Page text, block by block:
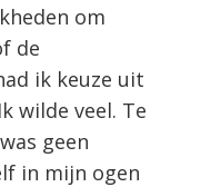
om
de
ik keuze uit
wilde veel. Te
geen
in mijn ogen